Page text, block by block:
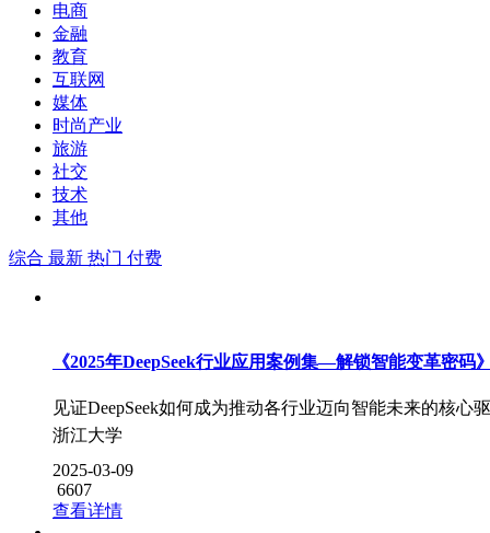
电商
金融
教育
互联网
媒体
时尚产业
旅游
社交
技术
其他
综合 最新 热门 付费
《2025年DeepSeek行业应用案例集—解锁智能变革密码》
见证DeepSeek如何成为推动各行业迈向智能未来的核心驱
浙江大学
2025-03-09
6607
查看详情